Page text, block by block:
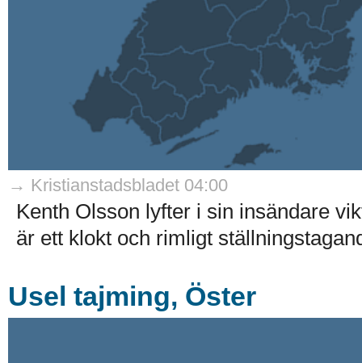
→ Kristianstadsbladet 04:00
Kenth Olsson lyfter i sin insändare
är ett klokt och rimligt
Usel tajming, Öster